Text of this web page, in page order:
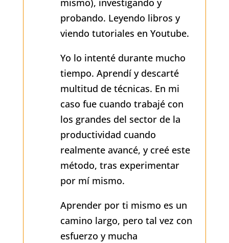
mismo), investigando y
probando. Leyendo libros y
viendo tutoriales en Youtube.
Yo lo intenté durante mucho
tiempo. Aprendí y descarté
multitud de técnicas. En mi
caso fue cuando trabajé con
los grandes del sector de la
productividad cuando
realmente avancé, y creé este
método, tras experimentar
por mí mismo.
Aprender por ti mismo es un
camino largo, pero tal vez con
esfuerzo y mucha